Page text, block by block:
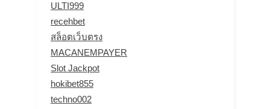
ULTI999
recehbet
สล็อตเว็บตรง
MACANEMPAYER
Slot Jackpot
hokibet855
techno002